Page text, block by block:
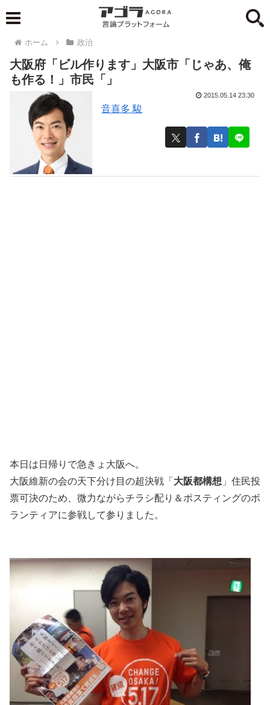
ホーム 政治
大阪府「ビル作ります」大阪市「じゃあ、俺
も作る！」市民「」
音喜多 駿
2015.05.14 23:30
本日は日帰りで急きょ大阪へ。
大阪維新の会の天下分け目の超決戦「 大阪都構想 」住民投
票可決のため、微力ながらチラシ配り＆ポスティングのボ
ランティアに参戦して参りました。